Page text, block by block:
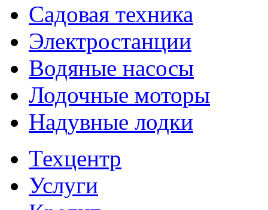
Садовая техника
Электростанции
Водяные насосы
Лодочные моторы
Надувные лодки
Техцентр
Услуги